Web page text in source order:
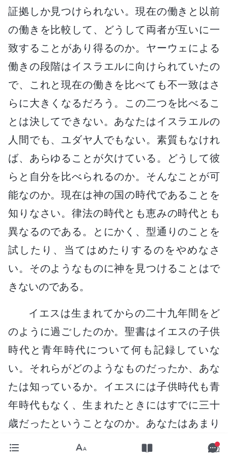
証拠しか見つけられない。現在の働きと以前
の働きを比較して、どうして両者が互いに一
致することがあり得るのか。ヤーウェによる
働きの段階はイスラエルに向けられていたの
で、これと現在の働きを比べても不一致はさ
らに大きくなるだろう。この二つを比べるこ
とは決してできない。あなたはイスラエルの
人間でも、ユダヤ人でもない。素質もなけれ
ば、あらゆることが欠けている。どうして彼
らと自分を比べられるのか。そんなことが可
能なのか。現在は神の国の時代であることを
知りなさい。律法の時代とも恵みの時代とも
異なるのである。とにかく、型通りのことを
試したり、当てはめたりするのをやめなさ
い。そのようなものに神を見つけることはで
きないのである。
イエスは生まれてからの二十九年間をど
のように過ごしたのか。聖書はイエスの子供
時代と青年時代について何も記録していな
い。それらがどのようなものだったか、あな
たは知っているか。イエスには子供時代も青
年時代もなく、生まれたときにはすでに三十
歳だったということなのか。あなたはあまり
に知らないのだから、そう不注意に自分の意